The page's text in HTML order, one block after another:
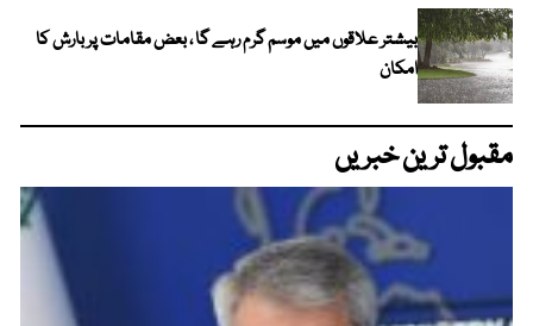
بیشتر علاقوں میں موسم گرم رہے گا ، بعض مقامات پر بارش کا
امکان
مقبول ترین خبریں